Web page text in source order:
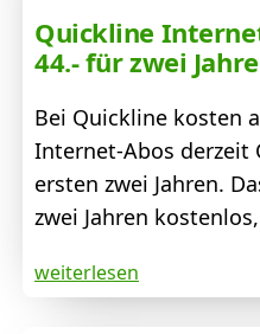
Quickline
44.- für zwei Jahre
Bei Quickline kosten
Internet-Abos derzeit
ersten zwei Jahren.
zwei Jahren
weiterlesen